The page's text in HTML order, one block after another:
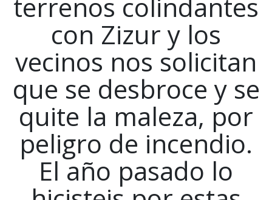
con Zizur y los
vecinos nos solicitan
que se desbroce y se
quite la maleza, por
peligro de incendio.
El año pasado lo